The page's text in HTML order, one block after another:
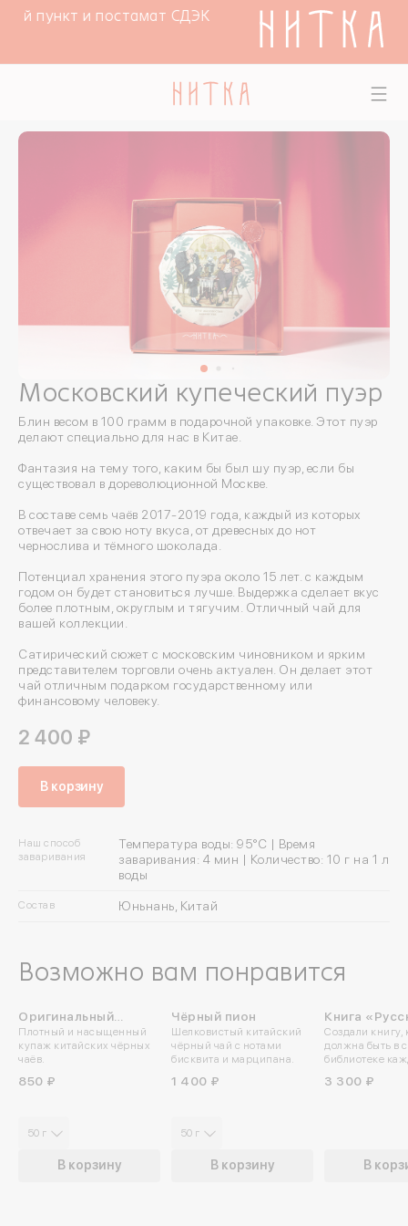
пункт и постамат СДЭК
Московский купеческий пуэр
Блин весом в 100 грамм в подарочной упаковке. Этот пуэр
делают специально для нас в Китае.
Фантазия на тему того, каким бы был шу пуэр, если бы
существовал в дореволюционной Москве.
В составе семь чаёв 2017-2019 года, каждый из которых
отвечает за свою ноту вкуса, от древесных до нот
чернослива и тёмного шоколада.
Потенциал хранения этого пуэра около 15 лет. с каждым
годом он будет становиться лучше. Выдержка сделает вкус
более плотным, округлым и тягучим. Отличный чай для
вашей коллекции.
Сатирический сюжет с московским чиновником и ярким
представителем торговли очень актуален. Он делает этот
чай отличным подарком государственному или
финансовому человеку.
2 400 ₽
В корзину
Наш способ
заваривания
Температура воды: 95°C | Время
заваривания: 4 мин | Количество: 10 г на 1 л
воды
Состав Юньнань, Китай
Возможно вам понравится
Оригинальный
караван
Плотный и насыщенный
купаж китайских чёрных
чаёв.
850 ₽
В корзину
50 г
Чёрный пион
Шелковистый китайский
чёрный чай с нотами
бисквита и марципана.
1 400 ₽
В корзину
50 г
Книга
чайная
Создали книгу,
должна быть в
библиотеке
3 300 ₽
В